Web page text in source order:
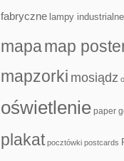
fabryczne lampy industrialne
mapamap
mapzorki mosiądz
oświetlenie paper
plakat pocztówki postcards